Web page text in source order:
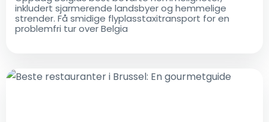
inkludert sjarmerende landsbyer og hemmelige
strender. Få smidige flyplasstaxitransport for en
problemfri tur over Belgia